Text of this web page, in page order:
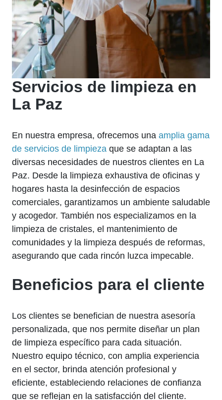
Servicios de limpieza en
La Paz
En nuestra empresa, ofrecemos una amplia gama
de servicios de limpieza que se adaptan a las
diversas necesidades de nuestros clientes en La
Paz. Desde la limpieza exhaustiva de oficinas y
hogares hasta la desinfección de espacios
comerciales, garantizamos un ambiente saludable
y acogedor. También nos especializamos en la
limpieza de cristales, el mantenimiento de
comunidades y la limpieza después de reformas,
asegurando que cada rincón luzca impecable.
Beneficios para el cliente
Los clientes se benefician de nuestra asesoría
personalizada, que nos permite diseñar un plan
de limpieza específico para cada situación.
Nuestro equipo técnico, con amplia experiencia
en el sector, brinda atención profesional y
eficiente, estableciendo relaciones de confianza
que se reflejan en la satisfacción del cliente.